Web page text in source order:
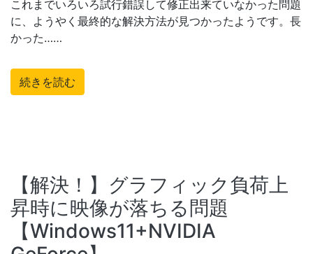
これまでいろいろ試行錯誤して修正出来ていなかった問題
に、ようやく最終的な解決方法が見つかったようです。長
かった……
続きを読む
【解決！】グラフィック負荷上
昇時に映像が落ちる問題
【Windows11+NVIDIA